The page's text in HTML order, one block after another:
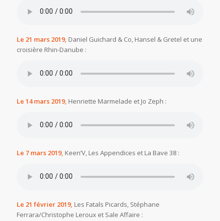
Le 21 mars 2019, Daniel Guichard & Co, Hansel & Gretel et une
croisière Rhin-Danube :
Le 14 mars 2019, Henriette Marmelade et Jo Zeph :
Le 7 mars 2019, Keen’V, Les Appendices et La Bave 38 :
Le 21 février 2019, Les Fatals Picards, Stéphane
Ferrara/Christophe Leroux et Sale Affaire :